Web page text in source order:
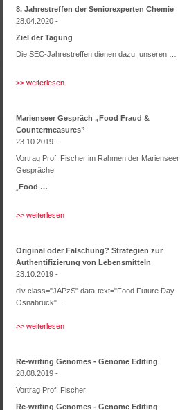
8. Jahrestreffen der Seniorexperten Chemie
28.04.2020 -
Ziel der Tagung
Die SEC-Jahrestreffen dienen dazu, unseren …
>> weiterlesen
Marienseer Gespräch „Food Fraud &
Countermeasures”
23.10.2019 -
Vortrag Prof. Fischer im Rahmen der Marienseer
Gespräche
Food …
>> weiterlesen
Original oder Fälschung? Strategien zur
Authentifizierung von Lebensmitteln
23.10.2019 -
div class="JAPzS" data-text="Food Future Day
Osnabrück" …
>> weiterlesen
Re-writing Genomes - Genome Editing
28.08.2019 -
Vortrag Prof. Fischer
Re-writing Genomes - Genome Editing